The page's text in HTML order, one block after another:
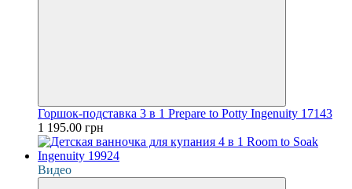
Горшок-подставка 3 в 1 Prepare to Potty Ingenuity 17143
1 195.00 грн
Видео